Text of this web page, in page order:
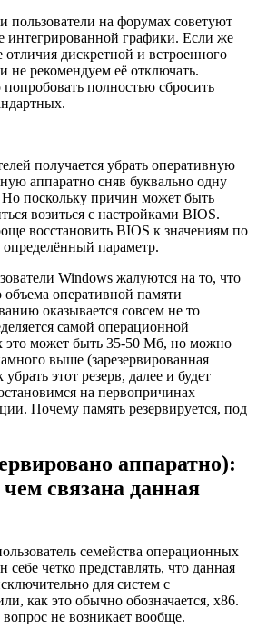
пользователи на форумах советуют
интегрированной графики. Если же
дискретной и встроенного
не рекомендуем её отключать.
полностью сбросить
получается убрать оперативную
аппаратно сняв буквально одну
поскольку причин может быть
возиться с настройками BIOS.
восстановить BIOS к значениям по
параметр.
Windows жалуются на то, что
оперативной памяти
оказывается совсем не то
самой операционной
это может быть 35-50 Мб, но можно
выше (зарезервированная
этот резерв, далее и будет
на первопричинах
Почему память резервируется, под
аппаратно):
связана данная
семейства операционных
четко представлять, что данная
для систем с
как это обычно обозначается, х86.
не возникает вообще.